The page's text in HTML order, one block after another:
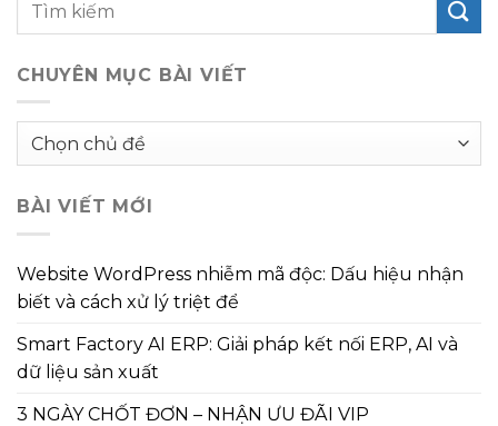
CHUYÊN MỤC BÀI VIẾT
Chuyên
viết
BÀI VIẾT MỚI
Website WordPress nhiễm mã độc: Dấu hiệu nhận
biết và cách xử lý triệt để
Smart Factory AI ERP: Giải pháp kết nối ERP, AI và
dữ liệu sản xuất
3 NGÀY CHỐT ĐƠN – NHẬN ƯU ĐÃI VIP